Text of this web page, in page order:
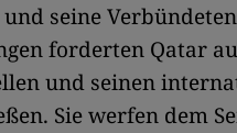
seine
forderten Qatar
und seinen
Sie werfen dem